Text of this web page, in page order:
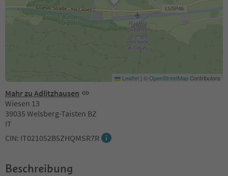
Mahr zu Adlitzhausen
Wiesen 13
39035 Welsberg-Taisten BZ
IT
CIN: IT021052B5ZHQMSR7R
Leaflet | ©OpenStreetMapContributors
Beschreibung